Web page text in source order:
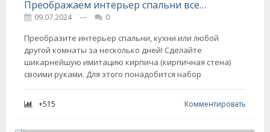
Преображаем интерьер спальни всего за несколько дней
09.07.2024 ---
0
Преобразите интерьер спальни, кухни или любой
другой комнаты за несколько дней! Сделайте
шикарнейшую имитацию кирпича (кирпичная стена)
своими руками. Для этого понадобится набор
+515 Комментировать